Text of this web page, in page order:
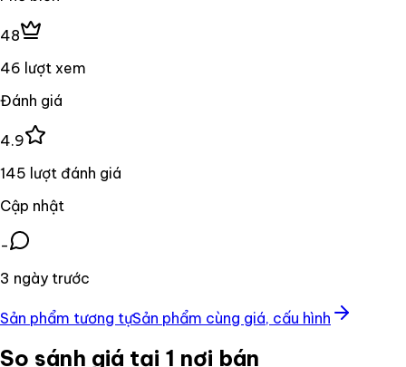
48
46 lượt xem
Đánh giá
4.9
145 lượt đánh giá
Cập nhật
-
3 ngày trước
Sản phẩm tương tựSản phẩm cùng giá, cấu hình
So sánh giá tại 1 nơi bán